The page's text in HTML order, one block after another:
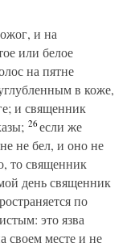
и на
или белое
на пятне
в коже,
и священник
26если же
не бел, и оно не
то священник
день священник
по
это язва
своем месте и не